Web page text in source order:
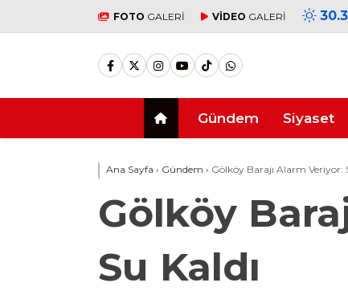
FOTO GALERİ VİDEO GALERİ 30.3
Gündem Siyaset
Ana Sayfa › Gündem › Gölköy Barajı Alarm Veriyor:
Gölköy
Su Kaldı